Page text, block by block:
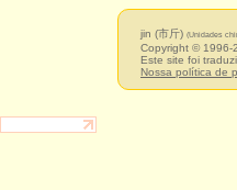
jin (市斤) (Unidades
Copyright © 1996-
Este site foi
Nossa política de